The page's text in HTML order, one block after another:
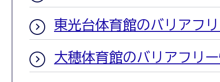
東光台体育館のバリアフ
大穂体育館のバリアフリ